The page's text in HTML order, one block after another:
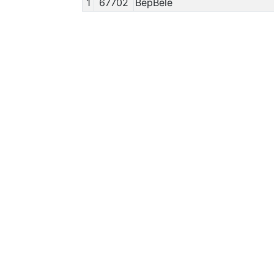
1
67702 BepBele